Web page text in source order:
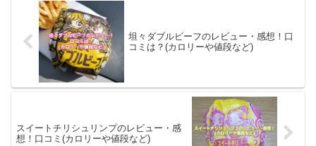
ガの店舗はどこにある？麺...
坦々ダブルビーフのレビュー・感想！口
コミは？(カロリーや値段など)
スイートチリシュリンプのレビュー・感
想！口コミ(カロリーや値段など)